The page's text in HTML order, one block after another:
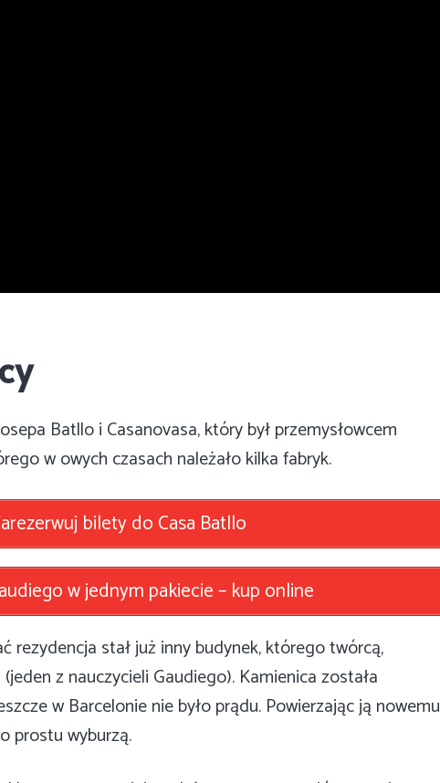
Batllo i Casanovasa, który był przemysłowcem
w owych czasach należało kilka fabryk.
bilety do Casa Batllo
w jednym pakiecie – kup online
rezydencja stał już inny budynek, którego twórcą,
z nauczycieli Gaudiego). Kamienica została
w Barcelonie nie było prądu. Powierzając ją nowemu
prostu wyburzą.